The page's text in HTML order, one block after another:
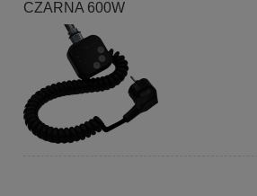
CZARNA 600W